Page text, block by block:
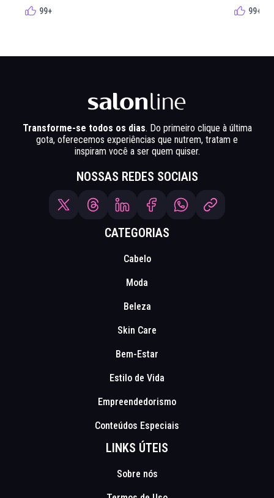
99+ 99+
Transforme-se todos os dias. Do primeiro clique à última
gota, oferecemos experiências que nutrem, tratam e
inspiram você a ser quem quiser.
NOSSAS REDES SOCIAIS
CATEGORIAS
Cabelo
Moda
Beleza
Skin Care
Bem-Estar
Estilo de Vida
Empreendedorismo
Conteúdos Especiais
LINKS ÚTEIS
Sobre nós